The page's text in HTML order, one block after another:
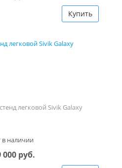
Купить
легковой Sivik Galaxy
в наличии
000 руб.